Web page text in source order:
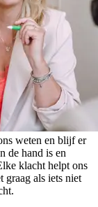
weten en blijf er
de hand is en
klacht helpt ons
graag als iets niet